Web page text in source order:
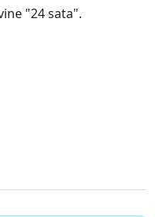
"24 sata".